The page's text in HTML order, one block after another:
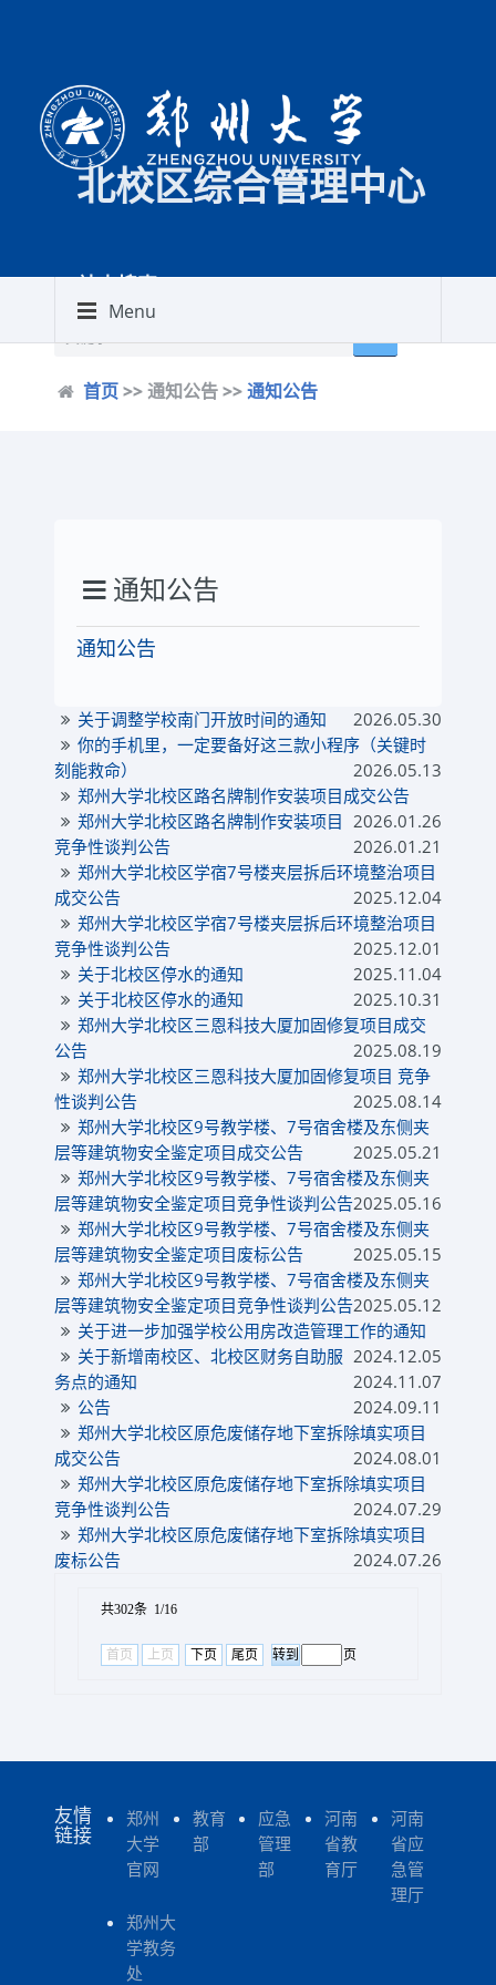
北校区综合管理中心
站内搜索WEB SEARCH
Menu
首页>> 通知公告 >>通知公告
通知公告
通知公告
关于调整学校南门开放时间的通知
2026.05.30
你的手机里，一定要备好这三款小程序（关键时
刻能救命）
2026.05.13
郑州大学北校区路名牌制作安装项目成交公告
2026.01.26
郑州大学北校区路名牌制作安装项目
竞争性谈判公告
2026.01.21
郑州大学北校区学宿7号楼夹层拆后环境整治项目
成交公告
2025.12.04
郑州大学北校区学宿7号楼夹层拆后环境整治项目
竞争性谈判公告
2025.12.01
关于北校区停水的通知
2025.11.04
关于北校区停水的通知
2025.10.31
郑州大学北校区三恩科技大厦加固修复项目成交
公告
2025.08.19
郑州大学北校区三恩科技大厦加固修复项目 竞争
性谈判公告
2025.08.14
郑州大学北校区9号教学楼、7号宿舍楼及东侧夹
层等建筑物安全鉴定项目成交公告
2025.05.21
郑州大学北校区9号教学楼、7号宿舍楼及东侧夹
层等建筑物安全鉴定项目竞争性谈判公告2025.05.16
郑州大学北校区9号教学楼、7号宿舍楼及东侧夹
层等建筑物安全鉴定项目废标公告
2025.05.15
郑州大学北校区9号教学楼、7号宿舍楼及东侧夹
层等建筑物安全鉴定项目竞争性谈判公告2025.05.12
关于进一步加强学校公用房改造管理工作的通知
2024.12.05
关于新增南校区、北校区财务自助服
务点的通知
2024.11.07
公告
2024.09.11
郑州大学北校区原危废储存地下室拆除填实项目
成交公告
2024.08.01
郑州大学北校区原危废储存地下室拆除填实项目
竞争性谈判公告
2024.07.29
郑州大学北校区原危废储存地下室拆除填实项目
废标公告
2024.07.26
共302条 1/16
首页 上页 下页 尾页 页
友情
链接
郑州
大学
官网
教育
部
应急
管理
部
河南
省教
育厅
河南
省应
急管
理厅
郑州大
学教务
处